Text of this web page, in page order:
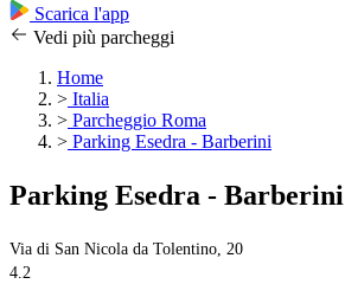
Scarica l'app
Vedi più parcheggi
Home
> Italia
> Parcheggio Roma
> Parking Esedra - Barberini
Parking Esedra - Barberini
Via di San Nicola da Tolentino, 20
4.2